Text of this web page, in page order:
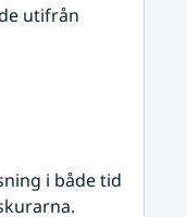
utifrån
i både tid